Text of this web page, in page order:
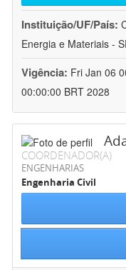
Instituição/UF/País:
Energia e Materiais -
Vigência: Fri Jan 06
00:00:00 BRT 2028
COORDENADOR(A)
ENGENHARIAS
Engenharia Civil